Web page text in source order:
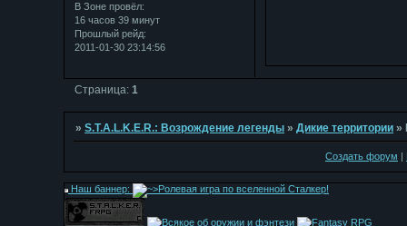
В Зоне провёл:
16 часов 39 минут
Прошлый рейд:
2011-01-30 23:14:56
Страница:1
»S.T.A.L.K.E.R.: Возрождение легенды »Дикие территории »
Создать форум |
Наш баннер: